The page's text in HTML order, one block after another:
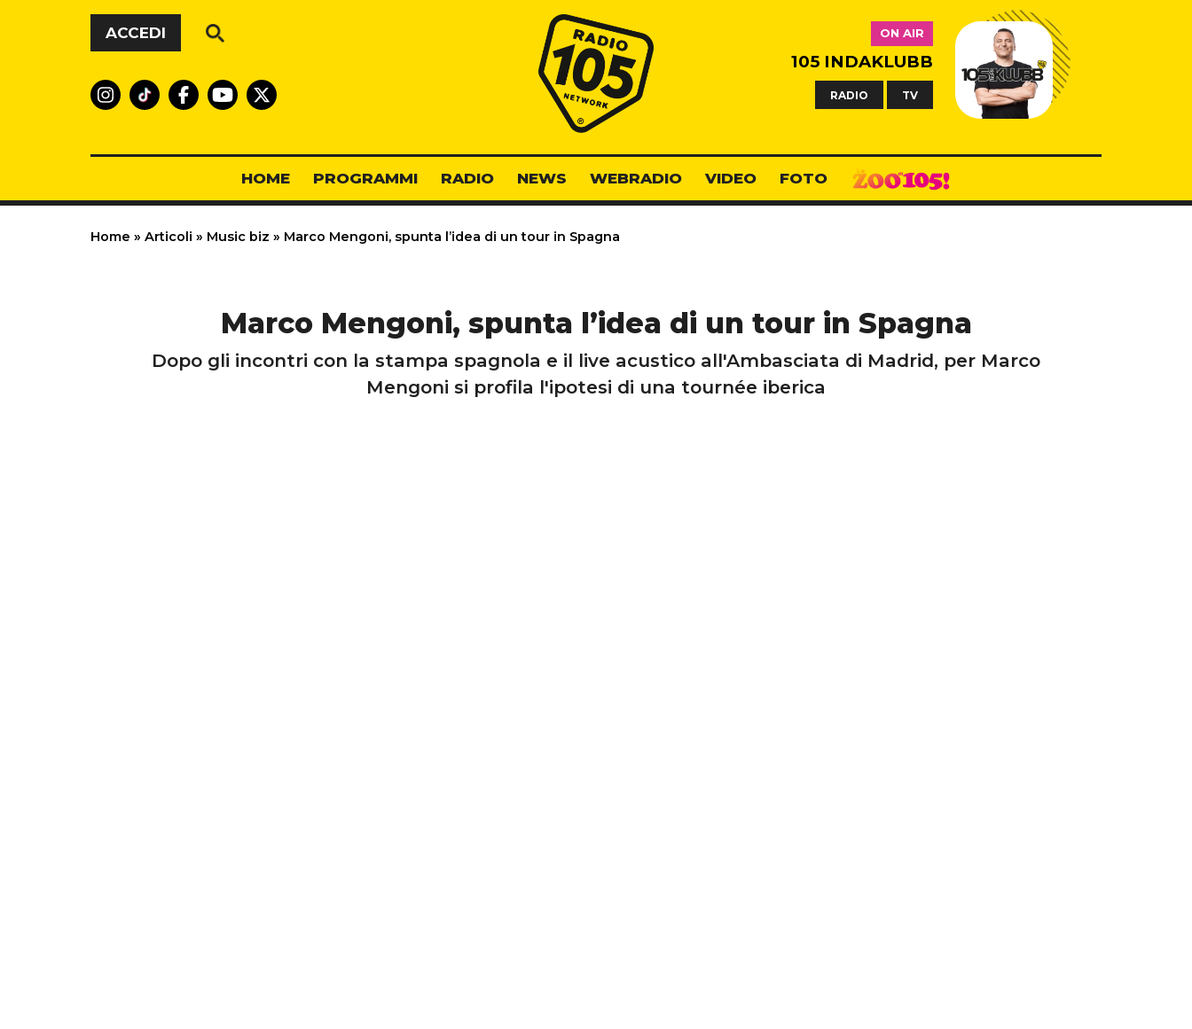
Vai al contenuto
ACCEDI
Radio 105
ON AIR
105 INDAKLUBB
RADIO TV
HOME PROGRAMMI RADIO NEWS WEBRADIO VIDEO FOTO
Home » Articoli » Music biz » Marco Mengoni, spunta l’idea di un tour in Spagna
Marco Mengoni, spunta l’idea di un tour in Spagna
Dopo gli incontri con la stampa spagnola e il live acustico all'Ambasciata di Madrid, per Marco
Mengoni si profila l'ipotesi di una tournée iberica